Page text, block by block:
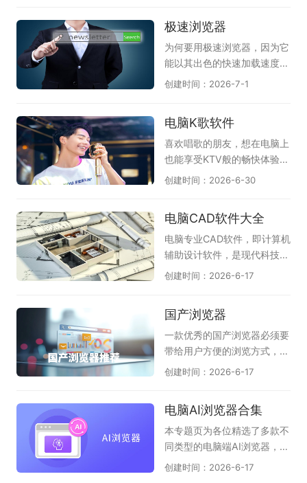
《漫威终极逆转》还原漫威英
雄角色，玩法新颖节奏明快；
《英雄杀(新)》融合历史人
录了《夜幕之下》《卡厄思梦
核竞技还是轻松冒险，都能在
这份推荐清单中找到心仪之
选。（手游电脑版可结合模拟
器拥有恶意网址拦截和安全沙
箱技术，能有效保护上网安
全；搜狗浏览器以网页加速和
多重防护见长，双核引擎兼容
谷歌Chrome凭借沙盒隔离与
快速更新机制，提供稳定可靠
的上网环境；Microsoft Edg
范网络钓鱼。此外还有火狐、
择。无论偏好国产还是国际品
牌，都能从中找到适合自己的
安全浏览器。
极速浏览器
为何要用极速浏览器，因为它
能以其出色的快速加载速度和
稳定性而闻名，为用户提供了
器都能以出色的性能，帮助用
户更加便捷地完成各种互联网
操作。通常地，极速浏览器具
备智能广告屏蔽功能，能够有
环境；当然，在功能上，极速
浏览器现在也支持用户自定义
插件，从而让浏览器用着更加
在安全性方面也是很不错的，
被泄露。所以，有需求的朋
友，快来天极下载极速浏览器
专题下载吧！
创建时间：2026-7-1
电脑K歌软件
喜欢唱歌的朋友，想在电脑上
也能享受KTV般的畅快体验，
不妨试试这几款实用的电脑K
伴奏质量好，支持录音修音和
社交互动；《i歌霸》界面简
洁，点歌操作方便，家庭娱乐
很合适；《Kanto Player》作
畅，配合动态歌词显示，带来
沉浸式K歌感受。此外，像
《唱吧》《酷狗唱唱》《回
模拟器运行，满足你练歌、录
家也能尽情欢唱。
创建时间：2026-6-30
电脑CAD软件大全
电脑专业CAD软件，即计算机
辅助设计软件，是现代科技与
艺术结合的结晶。在建筑、工
了创意的翅膀。在这虚拟的画
布上，设计师们可以自由地勾
勒出宏伟的蓝图，探索无尽的
可能性。CAD软件不仅提高了
传统手工绘图的束缚，为用户
提供了一个无限广阔的创作天
地，是技术赋予人类的一份珍
广泛应用于建筑、机械、电子
创建时间：2026-6-17
国产浏览器
一款优秀的国产浏览器必须要
带给用户方便的浏览方式，舒
适的上网体验以及其强大的自
魂，目前一众国产浏览器均有
自己的特点，也符合国人的使
用习惯。在这里，天极下载国
产浏览器大全专题推荐一系列
创建时间：2026-6-17
电脑AI浏览器合集
本专题页为各位精选了多款不
同类型的电脑端AI浏览器，它
们分为：第1种：在原生浏览
创建时间：2026-6-17